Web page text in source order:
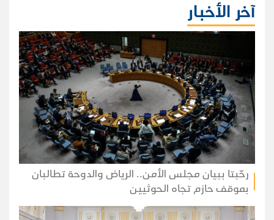
آخر الأخبار
رحّبتا ببيان مجلس الأمن.. الرياض والدوحة تطالبان
بموقف حازم تجاه الحوثيين